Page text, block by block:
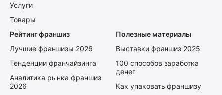
Услуги
Товары
Рейтинг франшиз
Лучшие франшизы 2026
Тенденции франчайзинга
Аналитика рынка франшиз
2026
Полезные материалы
Выставки франшиз 2025
100 способов заработка
денег
Как упаковать франшизу